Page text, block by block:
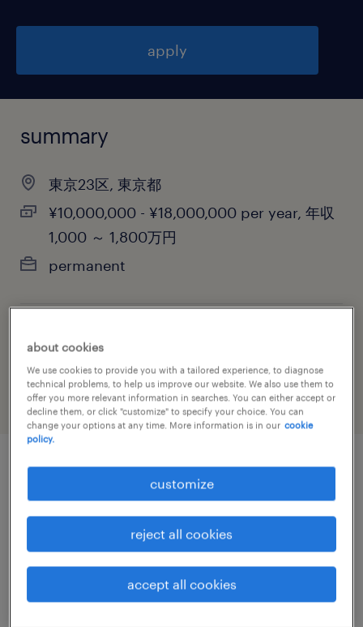
apply
summary
東京23区, 東京都
¥10,000,000 - ¥18,000,000 per year, 年収
1,000 ～ 1,800万円
permanent
job category
accounting & auditing
職種
about cookies
We use cookies to provide you with a tailored experience, to diagnose
technical problems, to help us improve our website. We also use them to
offer you more relevant information in searches. You can either accept or
decline them, or click "customize" to specify your choice. You can
change your options at any time. More information is in our cookie
policy.
customize
reject all cookies
accept all cookies